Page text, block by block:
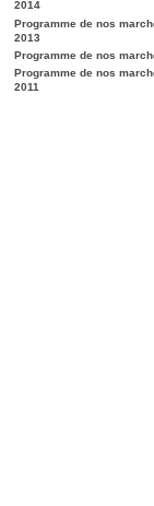
2014
Programme de nos
2013
Programme de nos
Programme de nos
2011